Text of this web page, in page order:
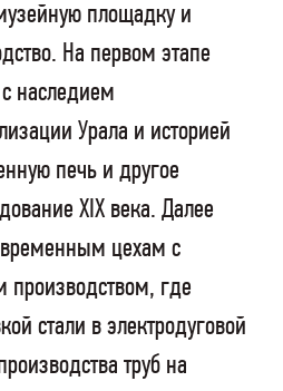
площадку и
На первом этапе
наследием
Урала и историей
печь и другое
XIX века. Далее
цехам с
производством, где
стали в электродуговой
труб на